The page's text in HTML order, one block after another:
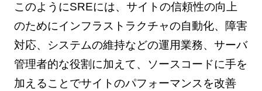
このようにSREには、サイトの信頼性の向上
のためにインフラストラクチャの自動化、障害
対応、システムの維持などの運用業務、サーバ
管理者的な役割に加えて、ソースコードに手を
加えることでサイトのパフォーマンスを改善